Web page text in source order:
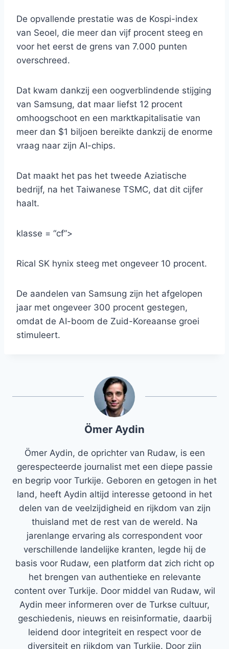
De opvallende prestatie was de Kospi-index
van Seoel, die meer dan vijf procent steeg en
voor het eerst de grens van 7.000 punten
overschreed.
Dat kwam dankzij een oogverblindende stijging
van Samsung, dat maar liefst 12 procent
omhoogschoot en een marktkapitalisatie van
meer dan $1 biljoen bereikte dankzij de enorme
vraag naar zijn AI-chips.
Dat maakt het pas het tweede Aziatische
bedrijf, na het Taiwanese TSMC, dat dit cijfer
haalt.
klasse = “cf”>
Rical SK hynix steeg met ongeveer 10 procent.
De aandelen van Samsung zijn het afgelopen
jaar met ongeveer 300 procent gestegen,
omdat de AI-boom de Zuid-Koreaanse groei
stimuleert.
Ömer Aydin
Ömer Aydin, de oprichter van Rudaw, is een
gerespecteerde journalist met een diepe passie
en begrip voor Turkije. Geboren en getogen in het
land, heeft Aydin altijd interesse getoond in het
delen van de veelzijdigheid en rijkdom van zijn
thuisland met de rest van de wereld. Na
jarenlange ervaring als correspondent voor
verschillende landelijke kranten, legde hij de
basis voor Rudaw, een platform dat zich richt op
het brengen van authentieke en relevante
content over Turkije. Door middel van Rudaw, wil
Aydin meer informeren over de Turkse cultuur,
geschiedenis, nieuws en reisinformatie, daarbij
leidend door integriteit en respect voor de
diversiteit en rijkdom van Turkije. Door zijn